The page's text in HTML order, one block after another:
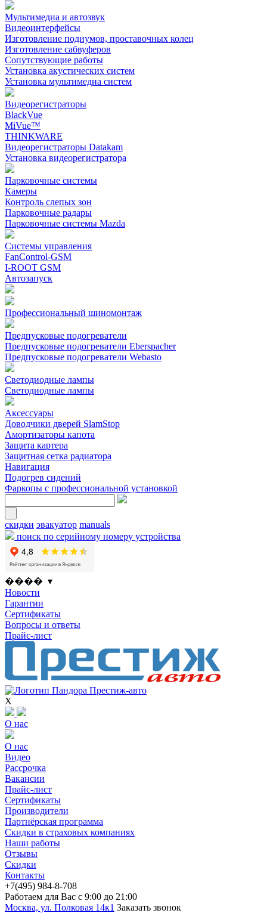
Мультимедиа и автозвук
Видеоинтерфейсы
Изготовление подиумов, проставочных колец
Изготовление сабвуферов
Сопутствующие работы
Установка акустических систем
Установка мультимедиа систем
Видеорегистраторы
BlackVue
MiVue™
THINKWARE
Видеорегистраторы Datakam
Установка видеорегистратора
Парковочные системы
Камеры
Контроль слепых зон
Парковочные радары
Парковочные системы Mazda
Системы управления
FanControl-GSM
I-ROOT GSM
Автозапуск
Профессиональный шиномонтаж
Предпусковые подогреватели
Предпусковые подогреватели Eberspacher
Предпусковые подогреватели Webasto
Светодиодные лампы
Светодиодные лампы
Аксессуары
Доводчики дверей SlamStop
Амортизаторы капота
Защита картера
Защитная сетка радиатора
Навигация
Подогрев сидений
Фаркопы с профессиональной установкой
скидки эвакуатор manuals
поиск по серийному номеру устройства
���� ▾
Новости
Гарантии
Сертификаты
Вопросы и ответы
Прайс-лист
X
О нас
О нас
Видео
Рассрочка
Вакансии
Прайс-лист
Сертификаты
Производители
Партнёрская программа
Скидки в страховых компаниях
Наши работы
Отзывы
Скидки
Контакты
+7(495) 984-8-708
Работаем для Вас с 9:00 до 21:00
Москва, ул. Полковая 14к1 Заказать звонок